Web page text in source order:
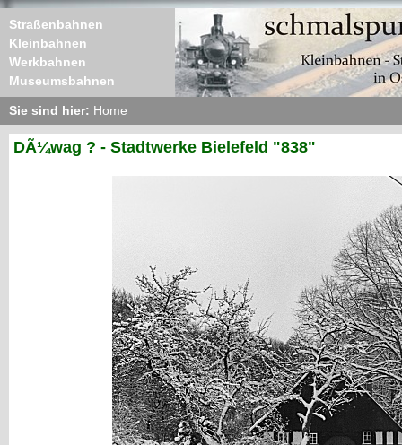
Straßenbahnen
Kleinbahnen
Werkbahnen
Museumsbahnen
Sie sind hier: Home
DÃ¼wag ? - Stadtwerke Bielefeld "838"